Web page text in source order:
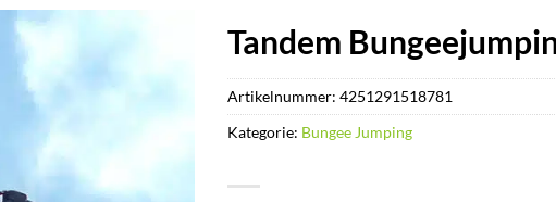
Tandem
Artikelnummer:4251291518781
Kategorie: Bungee Jumping